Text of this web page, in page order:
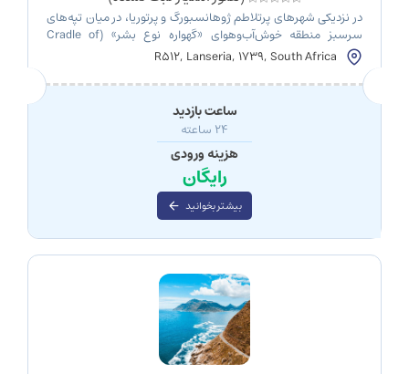
در نزدیکی شهرهای پرتلاطم ژوهانسبورگ و پرتوریا، در میان تپه‌های
سرسبز منطقه خوش‌آب‌وهوای «گهواره نوع بشر» (Cradle of
Humankind)، یک دهکده زنده و پویا قرار دارد که داستان مردم و
فرهنگ‌های آفریقای جنوبی را با شور و افتخار روایت می‌کند: دهکده
فرهنگی لسدی (Lesedi Cultural Village). لسدی که در زبان سوتو
R512, Lanseria, 1739, South Africa
ساعت بازدید
۲۴ ساعته
هزینه ورودی
رایگان
بیشتر بخوانید